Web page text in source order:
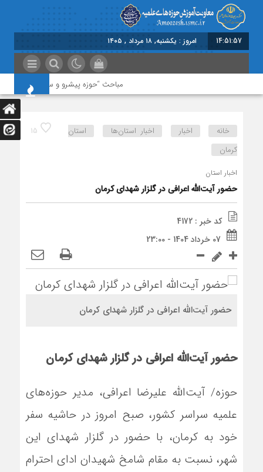
14:51:58 امروز : یکشنبه, ۱۸ مرداد , ۱۴۰۵
مباحث “حوزه پیشرو و سرآمد” در اولویت
15 خانه اخبار اخبار استان‌ها
استان
کرمان
اخبار استان
حضور آیت‌الله اعرافی در گلزار شهدای کرمان
کد خبر : 4172
07 خرداد 1404 - 23:00
حضور آیت‌الله اعرافی در گلزار شهدای کرمان
حضور آیت‌الله اعرافی در گلزار شهدای کرمان
حوزه/ آیت‌الله علیرضا اعرافی، مدیر حوزه‌های
علمیه سراسر کشور، صبح امروز در حاشیه سفر
خود به کرمان، با حضور در گلزار شهدای این
شهر، نسبت به مقام شامخ شهیدان ادای احترام